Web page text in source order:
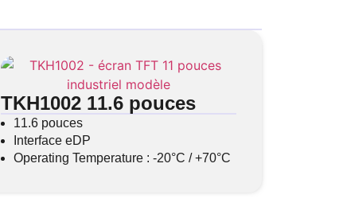
TKH1002 11.6 pouces
11.6 pouces
Interface eDP
Operating Temperature : -20°C / +70°C